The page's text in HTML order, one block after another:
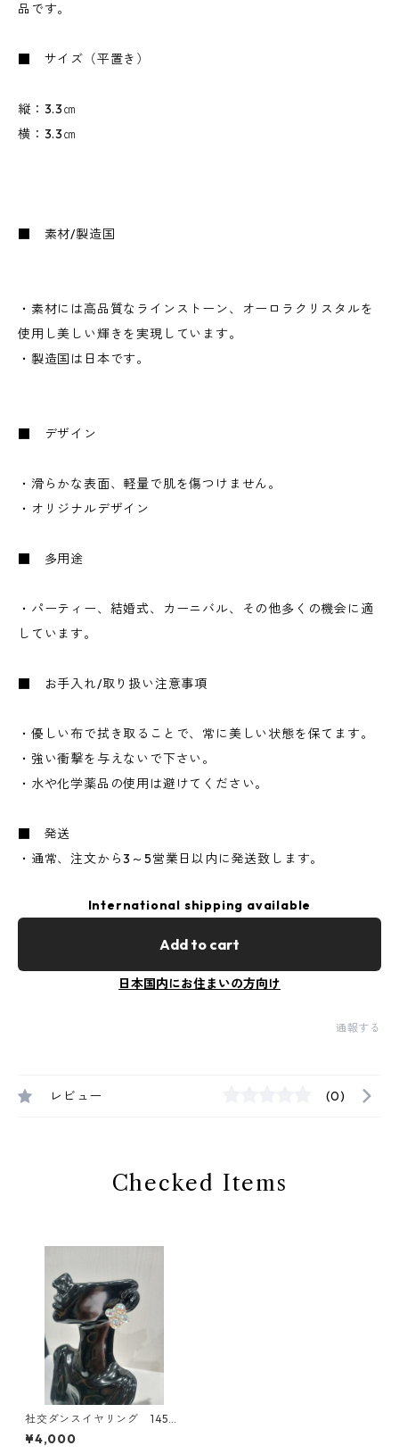
品です。
■ サイズ（平置き）
縦：3.3㎝
横：3.3㎝
■ 素材/製造国
・素材には高品質なラインストーン、オーロラクリスタルを
使用し美しい輝きを実現しています。
・製造国は日本です。
■ デザイン
・滑らかな表面、軽量で肌を傷つけません。
・オリジナルデザイン
■ 多用途
・パーティー、結婚式、カーニバル、その他多くの機会に適
しています。
■ お手入れ/取り扱い注意事項
・優しい布で拭き取ることで、常に美しい状態を保てます。
・強い衝撃を与えないで下さい。
・水や化学薬品の使用は避けてください。
■ 発送
・通常、注文から3～5営業日以内に発送致します。
International shipping available
Add to cart
日本国内にお住まいの方向け
通報する
レビュー (0)
Checked Items
社交ダンスイヤリング 145ダ
ンスアクセサリー ベリーダ
ンス ブライダルアクセサリ
¥4,000